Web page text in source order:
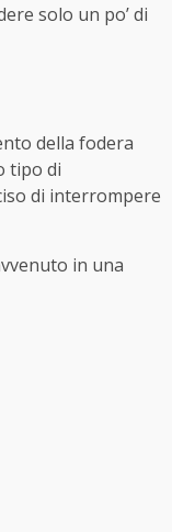
solo un po’ di
della fodera
tipo di
di interrompere
in una